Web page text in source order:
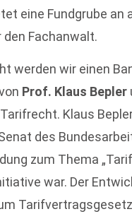
eine Fundgrube
Fachanwalt.
werden wir einen
Prof. Klaus Bepler
Klaus
des
zum Thema
war. Der